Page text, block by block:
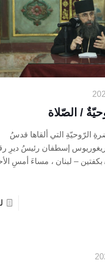
/ الصّلاة
الرّوحيّةِ التي ألقاها قدسُ
إسطفان رئيسُ ديرِ
/ بكفتين – لبنان ، مساءَ أمسِ